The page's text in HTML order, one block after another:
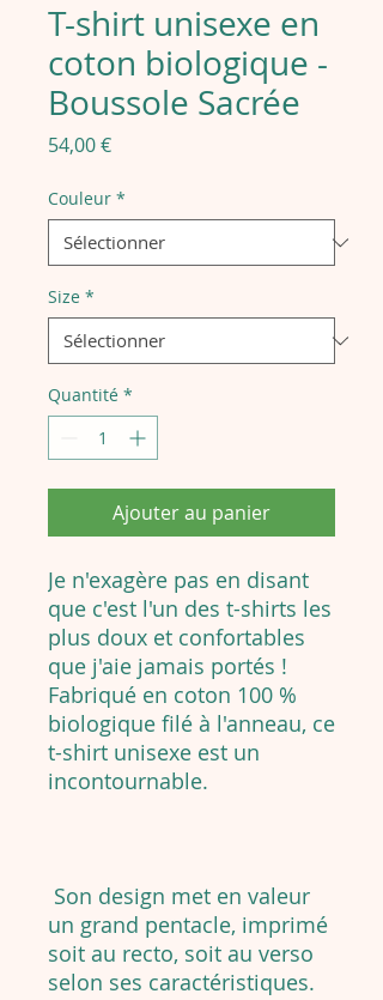
T-shirt unisexe en
coton biologique -
Boussole Sacrée
54,00 €Prix
Couleur *
Size *
Quantité *
Ajouter au panier
Je n'exagère pas en disant
que c'est l'un des t-shirts les
plus doux et confortables
que j'aie jamais portés !
Fabriqué en coton 100 %
biologique filé à l'anneau, ce
t-shirt unisexe est un
incontournable.
Son design met en valeur
un grand pentacle, imprimé
soit au recto, soit au verso
selon ses caractéristiques.